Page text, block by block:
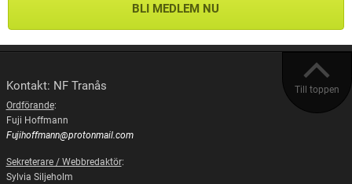
BLI MEDLEM NU
Till toppen
Kontakt: NF Tranås
Ordförande:
Fuji Hoffmann
Fujihoffmann@protonmail.com
Sekreterare / Webbredaktör:
Sylvia Siljeholm